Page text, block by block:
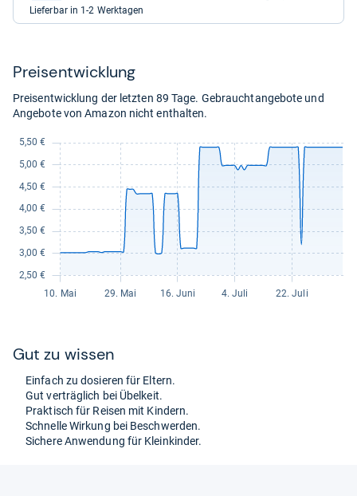
medpex
Lieferbar in 1-2 Werktagen
Preis­ent­wick­lung
Preisentwicklung der letzten 89 Tage. Gebrauchtangebote und
Angebote von Amazon nicht enthalten.
Gut zu wis­sen
Ein­fach zu dosie­ren für Eltern.
Gut ver­träg­lich bei Übel­keit.
Prak­tisch für Rei­sen mit Kin­dern.
Schnelle Wir­kung bei Beschwer­den.
Sichere Anwen­dung für Klein­kin­der.